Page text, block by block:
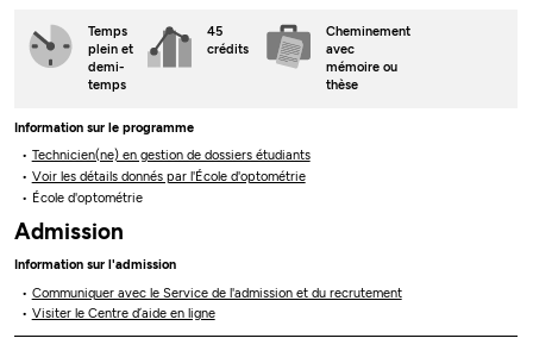
Temps
plein et
demi-
temps
45
crédits
Cheminement
avec
mémoire ou
thèse
Information sur le programme
Technicien(ne) en gestion de dossiers étudiants
Voir les détails donnés par l'École d'optométrie
École d'optométrie
Admission
Information sur l'admission
Communiquer avec le Service de l'admission et du recrutement
Visiter le Centre d’aide en ligne